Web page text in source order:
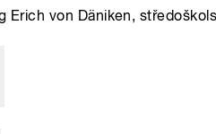
Erich von Däniken,